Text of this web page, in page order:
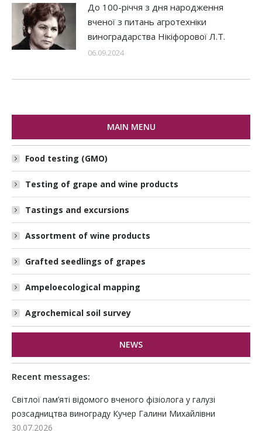
До 100-річчя з дня народження
вченої з питань агротехніки
виноградарства Нікіфорової Л.Т.
06.09.2024
MAIN MENU
Food testing (GMO)
Testing of grape and wine products
Tastings and excursions
Assortment of wine products
Grafted seedlings of grapes
Ampeloecological mapping
Agrochemical soil survey
NEWS
Recent messages:
Світлої пам’яті відомого вченого фізіолога у галузі
розсадництва винограду Кучер Галини Михайлівни
30.07.2026